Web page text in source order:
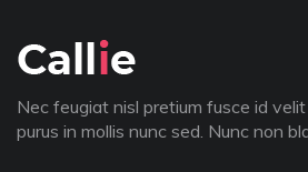
Nec feugiat nisl pretium fusce id
purus in mollis nunc sed. Nunc non